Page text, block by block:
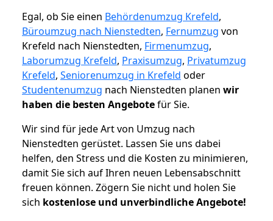
Egal, ob Sie einen Behördenumzug Krefeld,
Büroumzug nach Nienstedten, Fernumzug von
Krefeld nach Nienstedten, Firmenumzug,
Laborumzug Krefeld, Praxisumzug, Privatumzug
Krefeld, Seniorenumzug in Krefeld oder
Studentenumzug nach Nienstedten planen wir
haben die besten Angebotefür Sie.
Wir sind für jede Art von Umzug nach
Nienstedten gerüstet. Lassen Sie uns dabei
helfen, den Stress und die Kosten zu minimieren,
damit Sie sich auf Ihren neuen Lebensabschnitt
freuen können. Zögern Sie nicht und holen Sie
sich kostenlose und unverbindliche Angebote!